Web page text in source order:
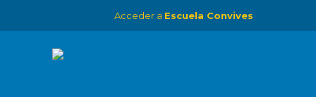
Acceder a Escuela Convives